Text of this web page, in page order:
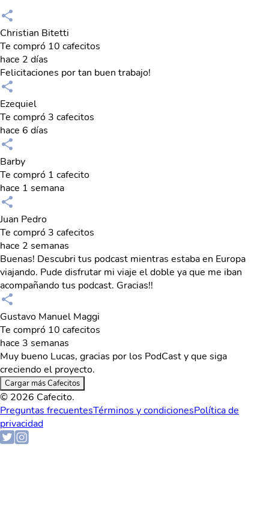
Christian Bitetti
Te compró 10 cafecitos
hace 2 días
Felicitaciones por tan buen trabajo!
Ezequiel
Te compró 3 cafecitos
hace 6 días
Barby
Te compró 1 cafecito
hace 1 semana
Juan Pedro
Te compró 3 cafecitos
hace 2 semanas
Buenas! Descubri tus podcast mientras estaba en Europa
viajando. Pude disfrutar mi viaje el doble ya que me iban
acompañando tus podcast. Gracias!!
Gustavo Manuel Maggi
Te compró 10 cafecitos
hace 3 semanas
Muy bueno Lucas, gracias por los PodCast y que siga
creciendo el proyecto.
Cargar más Cafecitos
© 2026 Cafecito.
Preguntas frecuentesTérminos y condicionesPolítica de
privacidad